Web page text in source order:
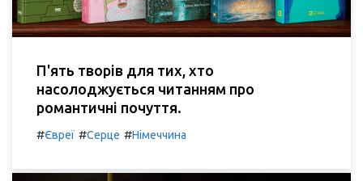
П'ять творів для тих, хто
насолоджується читанням про
романтичні почуття.
#Євреї #Серце #Німеччина